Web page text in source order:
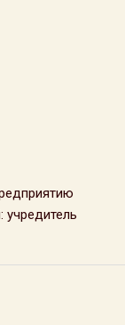
учредитель